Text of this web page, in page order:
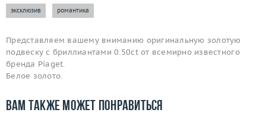
эксклюзив романтика
Представляем вашему вниманию оригинальную золотую
подвеску с бриллиантами 0.50ct от всемирно известного
бренда Piaget.
Белое золото.
Вам также может понравиться